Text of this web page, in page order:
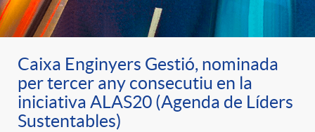
t
s
Caixa Enginyers Gestió, nominada
per tercer any consecutiu en la
iniciativa ALAS20 (Agenda de Líders
Sustentables)